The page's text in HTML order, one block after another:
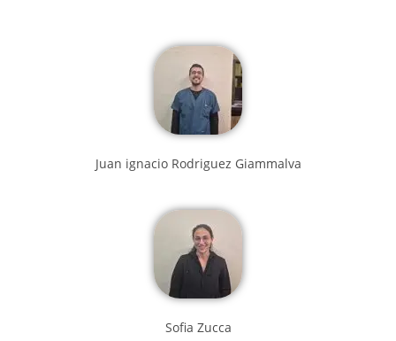
Juan ignacio Rodriguez Giammalva
Sofia Zucca